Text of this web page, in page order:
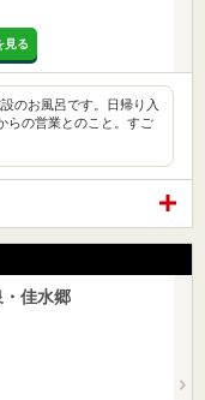
見る
のお風呂です。日帰り入
らの営業とのこと。すご
佳水郷